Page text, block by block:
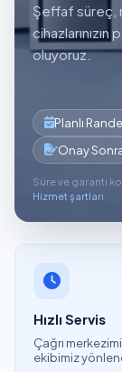
Şeffaf süreç,
cihazlarınızın
oluyoruz.
Planlı
Onay
Süre ve garanti
Hizmet şartları
Hızlı Servis
Çağrı
ekibimiz